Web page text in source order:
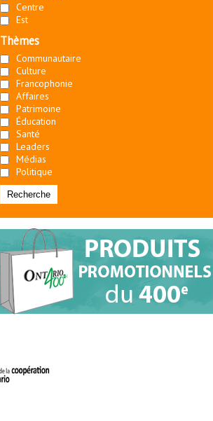
Centre
Est
Thèmes
Communautaire
Culture
Francophonie
Affaires
Patrimoine
Éducation
Santé
Leaders
Médias
Politique